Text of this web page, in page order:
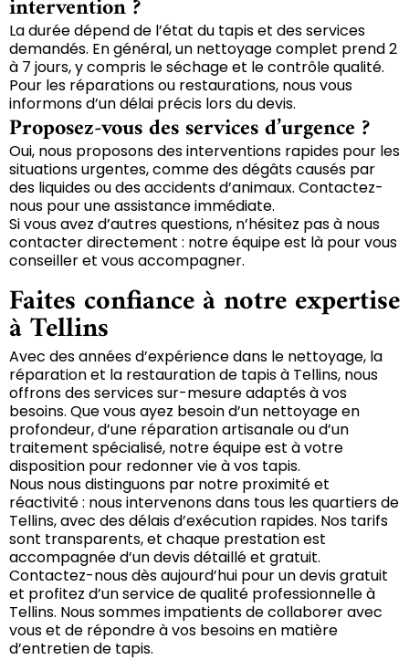
intervention ?
La durée dépend de l’état du tapis et des services
demandés. En général, un nettoyage complet prend 2
à 7 jours, y compris le séchage et le contrôle qualité.
Pour les réparations ou restaurations, nous vous
informons d’un délai précis lors du devis.
Proposez-vous des services d’urgence ?
Oui, nous proposons des interventions rapides pour les
situations urgentes, comme des dégâts causés par
des liquides ou des accidents d’animaux. Contactez-
nous pour une assistance immédiate.
Si vous avez d’autres questions, n’hésitez pas à nous
contacter directement : notre équipe est là pour vous
conseiller et vous accompagner.
Faites confiance à notre expertise
à Tellins
Avec des années d’expérience dans le nettoyage, la
réparation et la restauration de tapis à Tellins, nous
offrons des services sur-mesure adaptés à vos
besoins. Que vous ayez besoin d’un nettoyage en
profondeur, d’une réparation artisanale ou d’un
traitement spécialisé, notre équipe est à votre
disposition pour redonner vie à vos tapis.
Nous nous distinguons par notre proximité et
réactivité : nous intervenons dans tous les quartiers de
Tellins, avec des délais d’exécution rapides. Nos tarifs
sont transparents, et chaque prestation est
accompagnée d’un devis détaillé et gratuit.
Contactez-nous dès aujourd’hui pour un devis gratuit
et profitez d’un service de qualité professionnelle à
Tellins. Nous sommes impatients de collaborer avec
vous et de répondre à vos besoins en matière
d’entretien de tapis.